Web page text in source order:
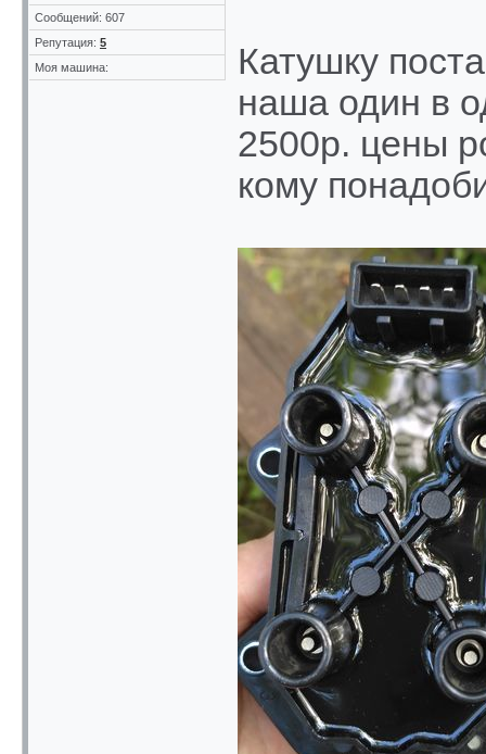
Сообщений: 607
Репутация: 5
Моя машина:
Катушку
наша один в
2500р. цены
кому